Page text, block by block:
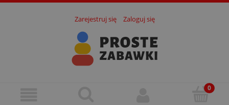
Zarejestruj się Zaloguj się